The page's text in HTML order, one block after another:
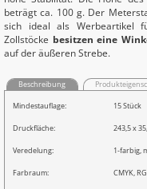
beträgt ca. 100 g. Der
sich ideal als Werbeartikel
Zollstöcke besitzen eine
auf der äußeren Strebe.
Beschreibung
Mindestauflage: 15 Stück
Druckfläche: 243,5 x
Veredelung: 1-farbig,
Farbraum: CMYK,